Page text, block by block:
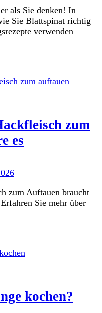
als Sie denken! In
Sie Blattspinat richtig
verwenden
zum
es
zum Auftauen braucht
Sie mehr über
kochen?